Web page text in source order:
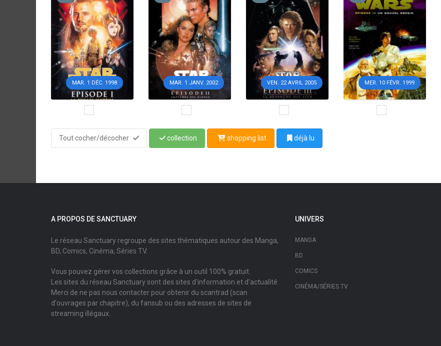
MAR. 1 DÉC. 1998 MAR. 1 JANV. 2002 VEN. 22 AVRIL 2005 MER. 10 FÉVR. 1999
Tout cocher/décocher collection shopping list déjà lu
A PROPOS DE SANCTUARY
Le réseau Sanctuary regroupe des sites thématiques autour des Manga,
BD, Comics, Cinéma, Séries TV.
Vous pouvez gérer vos collections grâce à un outil 100% gratuit.
Les sites du réseau Sanctuary sont des sites d'information et d'actualité.
Merci de ne pas nous contacter pour obtenir du scantrad (scan
d'ouvrages par chapitre), du fansub ou des adresses de sites de
streaming illégaux.
UNIVERS
MANGA
BD
COMICS
CINÉMA/SÉRIES TV